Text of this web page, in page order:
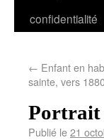
confidentialité
← Enfant en
sainte, vers
Portrait
Publié le21